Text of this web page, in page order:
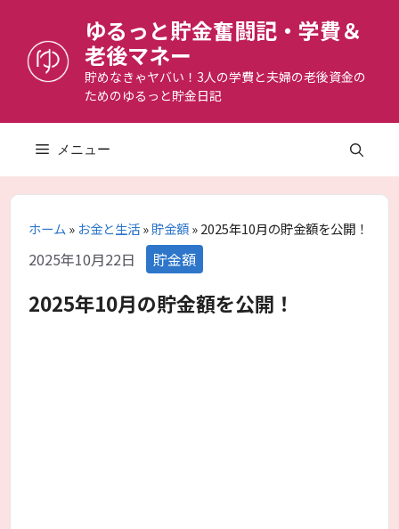
へ
ゆるっと貯金奮闘記・学費＆
老後マネー
貯めなきゃヤバい！3人の学費と夫婦の老後資金の
ためのゆるっと貯金日記
メニュー
ホーム» お金と生活»貯金額»2025年10月の貯金額を公開！
2025年10月22日 カ
テ
ゴ
リ
貯金額
2025年10月の貯金額を公開！